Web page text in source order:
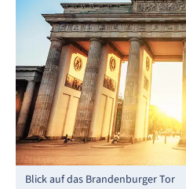
Blick auf das Brandenburger Tor